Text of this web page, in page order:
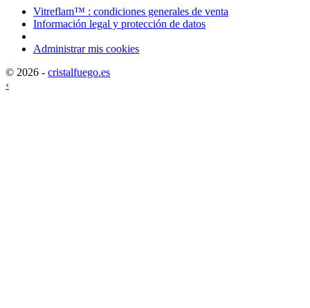
Vitreflam™ : condiciones generales de venta
Información legal y protección de datos
Administrar mis cookies
© 2026 - cristalfuego.es
‹